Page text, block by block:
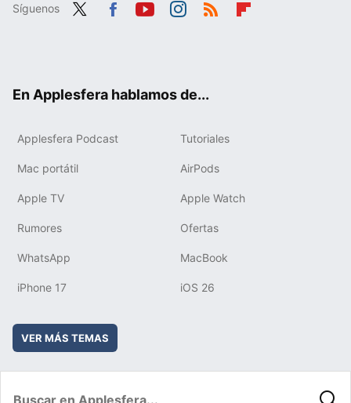
Síguenos
En Applesfera hablamos de...
Applesfera Podcast Tutoriales
Mac portátil AirPods
Apple TV Apple Watch
Rumores Ofertas
WhatsApp MacBook
iPhone 17 iOS 26
VER MÁS TEMAS